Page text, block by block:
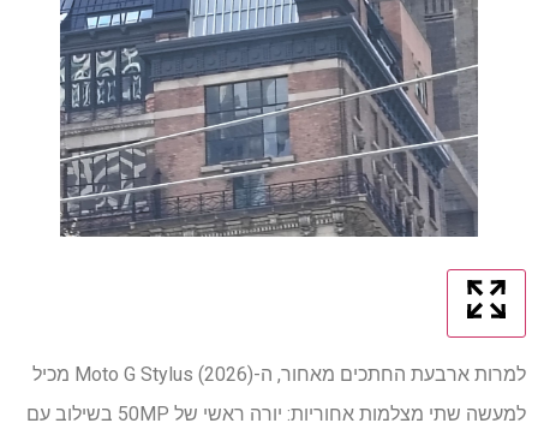
למרות ארבעת החתכים מאחור, ה-Moto G Stylus (2026) מכיל
למעשה שתי מצלמות אחוריות: יורה ראשי של 50MP בשילוב עם